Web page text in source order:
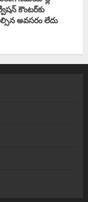
కౌంటర్‌కు
అవసరం లేదు